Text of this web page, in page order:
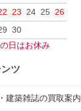
23 24 25 26
30
日はお休み
ツ
建築雑誌の買取案内